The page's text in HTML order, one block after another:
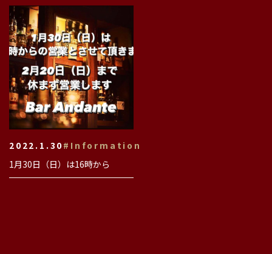
2022.1.30 #Information
1月30日（日）は16時から